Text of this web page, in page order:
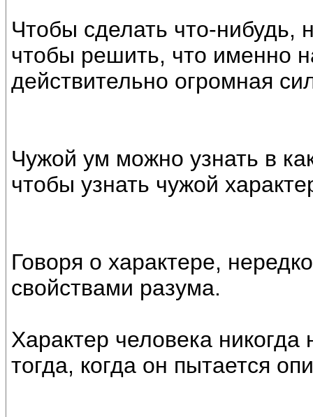
Чтобы сделать что-нибудь,
чтобы решить, что именно
действительно огромная
Чужой ум можно узнать в
чтобы узнать чужой
Говоря о характере,
свойствами разума.
Характер человека никогда
тогда, когда он пытается